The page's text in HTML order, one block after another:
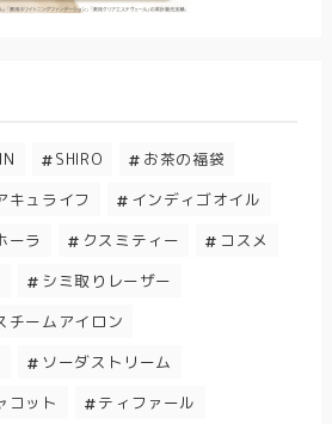
SHIRO
お茶の福袋
キュライフ
インディゴオイル
ーラ クスミティー
コスメ
シミ取りレーザー
チームアイロン
ソーダストリーム
コット
ティファール